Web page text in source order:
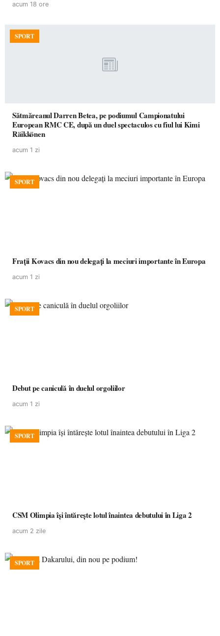
acum 18 ore
SPORT
Sătmăreanul Darren Betea, pe podiumul Campionatului
European RMC CE, după un duel spectaculos cu fiul lui Kimi
Räikkönen
acum 1 zi
SPORT
Frații Kovacs din nou delegați la meciuri importante în Europa
acum 1 zi
SPORT
Debut pe caniculă în duelul orgoliilor
acum 1 zi
SPORT
CSM Olimpia își întărește lotul înaintea debutului în Liga 2
acum 2 zile
SPORT